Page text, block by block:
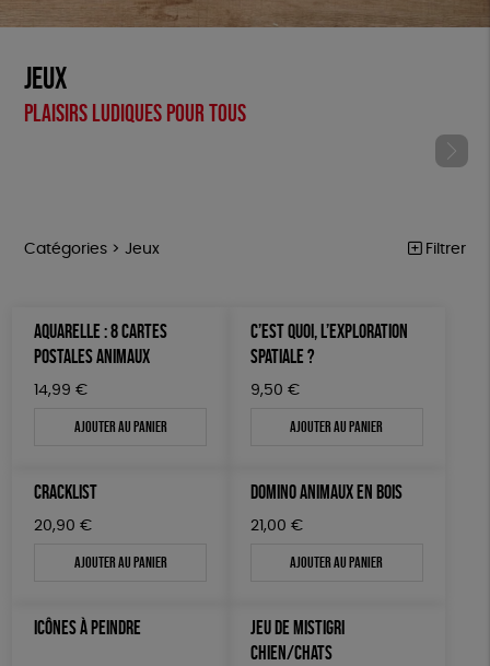
JEUX
Plaisirs ludiques pour tous
Catégories > Jeux Filtrer
ACCESSOIRES
MAISON
BIEN-ÊTRE
TOUT
Par défaut
Nouveauté
Prix : du - cher au + cher
Prix
50 € - 100 €
150 € - 200 €
Plus de 200€
Couleur
Mots clés
AQUARELLE : 8 CARTES
POSTALES ANIMAUX
14,99 €
Ajouter au panier
C’EST QUOI, L’EXPLORATION
SPATIALE ?
9,50 €
Ajouter au panier
CRACKLIST
20,90 €
Ajouter au panier
DOMINO ANIMAUX EN BOIS
21,00 €
Ajouter au panier
ICÔNES À PEINDRE
JEU DE MISTIGRI
CHIEN/CHATS